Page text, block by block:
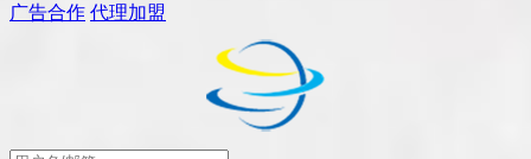
广告合作 代理加盟